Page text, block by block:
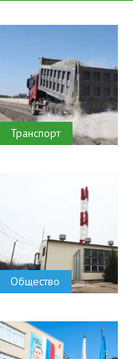
Транспорт
Общество